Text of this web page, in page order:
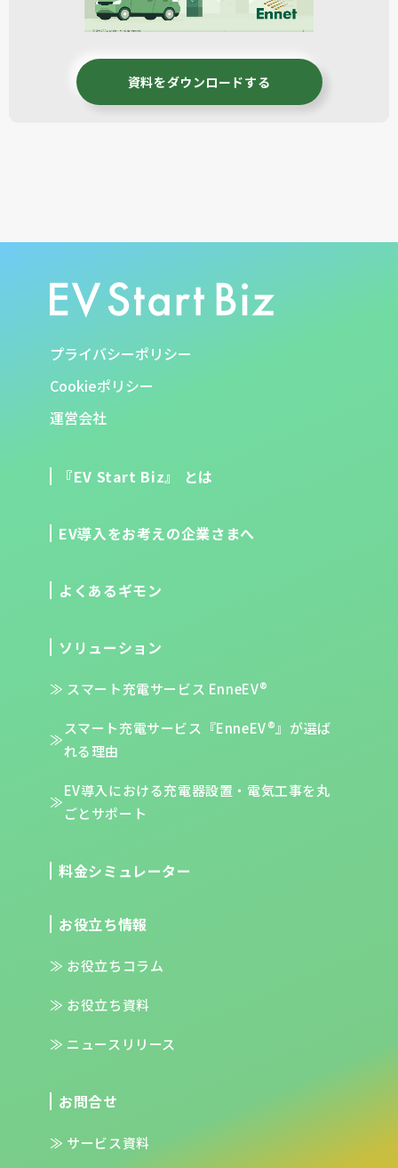
資料をダウンロードする
プライバシーポリシー
Cookieポリシー
運営会社
『EV Start Biz』 とは
EV導入をお考えの企業さまへ
よくあるギモン
ソリューション
スマート充電サービス EnneEV®
スマート充電サービス『EnneEV®』が選ば
れる理由
EV導入における充電器設置・電気工事を丸
ごとサポート
料金シミュレーター
お役立ち情報
お役立ちコラム
お役立ち資料
ニュースリリース
お問合せ
サービス資料